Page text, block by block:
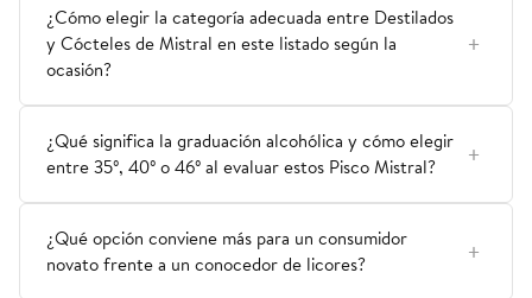
¿Cómo elegir la categoría adecuada entre Destilados
y Cócteles de Mistral en este listado según la
ocasión?
¿Qué significa la graduación alcohólica y cómo elegir
entre 35°, 40° o 46° al evaluar estos Pisco Mistral?
¿Qué opción conviene más para un consumidor
novato frente a un conocedor de licores?